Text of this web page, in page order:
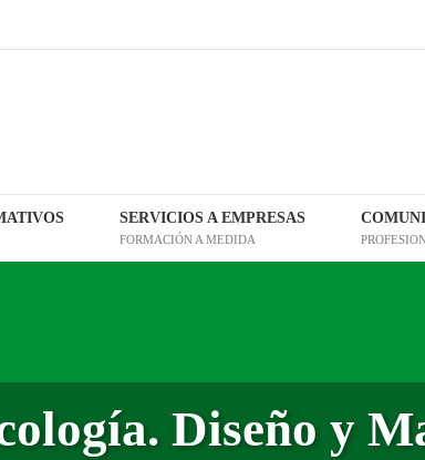
SERVICIOS A EMPRESAS
FORMACIÓN A MEDIDA
Diseño y